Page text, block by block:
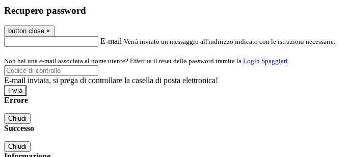
Recupero password
button close ×
E-mail Verrà inviato un messaggio all'indirizzo indicato con le istruzioni necessarie.
Non hai una e-mail associata al nome utente? Effettua il reset della password tramite la Login Spaggiari
E-mail inviata, si prega di controllare la casella di posta elettronica!
Errore
Chiudi
Successo
Chiudi